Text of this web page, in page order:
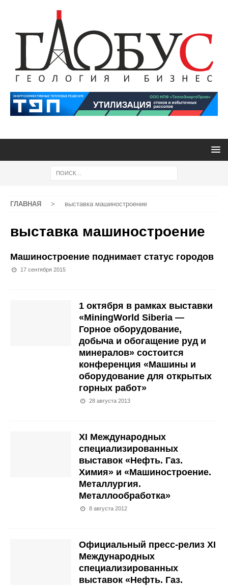
ГЛАВНАЯ > выставка машиностроение
выставка машиностроение
Машиностроение поднимает статус городов
17 сентября 2015
1 октября в рамках выставки
«MiningWorld Siberia —
Горное оборудование,
добыча и обогащение руд и
минералов» состоится
конференция «Машины и
оборудование для открытых
горных работ»
28 августа 2013
XI Международных
специализированных
выставок «Нефть. Газ.
Химия» и «Машиностроение.
Металлургия.
Металлообработка»
8 августа 2012
Официальный пресс-релиз XI
Международных
специализированных
выставок «Нефть. Газ.